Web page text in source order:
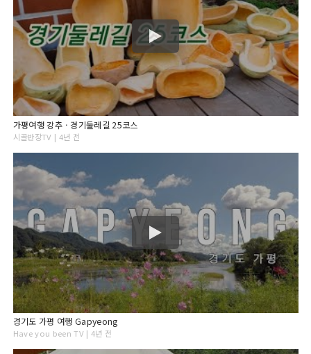
가평여행 강추ㆍ경기둘레길 25코스
시골반장TV | 4년 전
경기도 가평 여행 Gapyeong
Have you been TV | 4년 전